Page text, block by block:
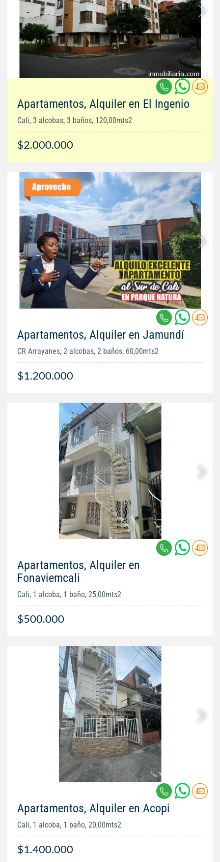
Apartamentos, Alquiler en El Ingenio
Cali, 3 alcobas, 3 baños, 120,00mts2
$2.000.000
Apartamentos, Alquiler en Jamundí
CR Arrayanes, 2 alcobas, 2 baños, 60,00mts2
$1.200.000
Apartamentos, Alquiler en
Fonaviemcali
Cali, 1 alcoba, 1 baño, 25,00mts2
$500.000
Apartamentos, Alquiler en Acopi
Cali, 1 alcoba, 1 baño, 20,00mts2
$1.400.000